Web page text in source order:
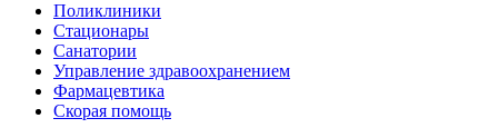
Поликлиники
Стационары
Санатории
Управление здравоохранением
Фармацевтика
Скорая помощь